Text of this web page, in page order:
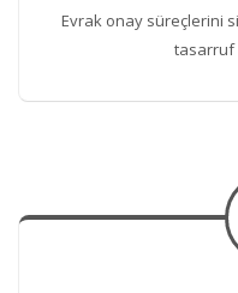
Evrak onay süreçlerini
tasarruf